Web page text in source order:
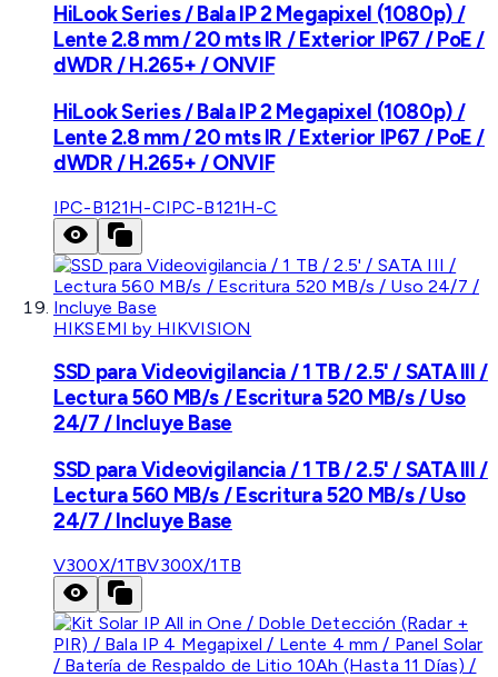
HiLook Series / Bala IP 2 Megapixel (1080p) /
Lente 2.8 mm / 20 mts IR / Exterior IP67 / PoE /
dWDR / H.265+ / ONVIF
HiLook Series / Bala IP 2 Megapixel (1080p) /
Lente 2.8 mm / 20 mts IR / Exterior IP67 / PoE /
dWDR / H.265+ / ONVIF
IPC-B121H-CIPC-B121H-C
HIKSEMI by HIKVISION
SSD para Videovigilancia / 1 TB / 2.5' / SATA III /
Lectura 560 MB/s / Escritura 520 MB/s / Uso
24/7 / Incluye Base
SSD para Videovigilancia / 1 TB / 2.5' / SATA III /
Lectura 560 MB/s / Escritura 520 MB/s / Uso
24/7 / Incluye Base
V300X/1TBV300X/1TB